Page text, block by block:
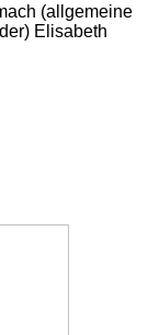
(allgemeine
Elisabeth